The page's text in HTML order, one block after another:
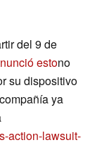
del 9 de
estono
su dispositivo
ya
action-lawsuit-